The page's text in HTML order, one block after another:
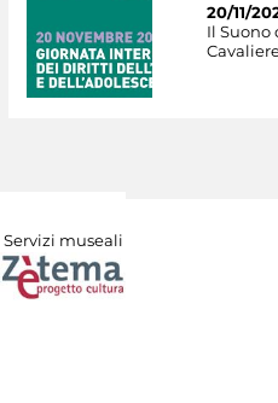
20/11/
Il Suono
Servizi museali